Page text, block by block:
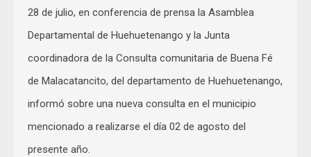
28 de julio, en conferencia de prensa la Asamblea
Departamental de Huehuetenango y la Junta
coordinadora de la Consulta comunitaria de Buena Fé
de Malacatancito, del departamento de Huehuetenango,
informó sobre una nueva consulta en el municipio
mencionado a realizarse el día 02 de agosto del
presente año.